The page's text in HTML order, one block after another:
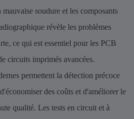
soudure et les composants
révèle les problèmes
ce qui est essentiel pour les PCB
circuits imprimés avancées.
permettent la détection précoce
des coûts et d'améliorer le
qualité. Les tests en circuit et à